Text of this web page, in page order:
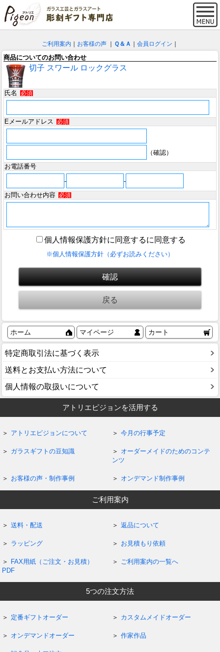
ご利用案内 お客様の声 Ｑ＆Ａ 会員ログイン
商品についてのお問い合わせ
切子 スワール ロックグラス
氏名 必須
Eメールアドレス 必須
（確認）
お電話番号
-
-
お問い合わせ内容
必須
個人情報保護方針に同意するに同意する
※個人情報保護方針（必ずお読みください）
ホーム マイページ カート
特定商取引法に基づく表示
送料とお支払い方法について
個人情報の取扱いについて
アトリエピジョンを活用する
アトリエピジョンについて 今月の行事予定
ガラスギフトの豆知識
オーダーメイドのためのコンテ
ンツ
お客様の声・制作事例 オンデマンド制作事例
ご利用案内
送料・配送 返品について
ラッピング お見積もり依頼
FAX用紙（ご注文・お見積）
PDF
ご利用案内の一覧へ
5つの注文方法
定番ギフトオーダー カスタムメイドオーダー
オンデマンドオーダー 作家作品